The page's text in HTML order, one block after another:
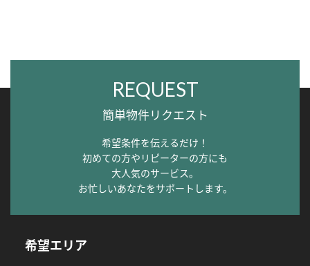
REQUEST
簡単物件リクエスト
希望条件を伝えるだけ！
初めての方やリピーターの方にも
大人気のサービス。
お忙しいあなたをサポートします。
希望エリア